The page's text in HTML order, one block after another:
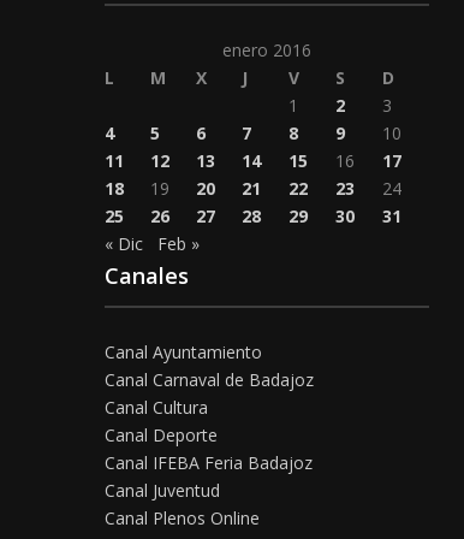
enero 2016
L
M X J V S
D
1
2
3
4
5 6 7 8 9
10
11
12 13 14 15 16
17
18
19 20 21 22 23
24
25
26 27 28 29 30
31
« Dic
Feb »
Canales
Canal Ayuntamiento
Canal Carnaval de Badajoz
Canal Cultura
Canal Deporte
Canal IFEBA Feria Badajoz
Canal Juventud
Canal Plenos Online